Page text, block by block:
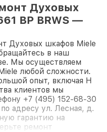
Духовых
BP BRWS —
Духовых шкафов Miele
в наш
Мы осуществляем
любой сложности.
опыт, включая H
клиентов мы
+7 (495) 152-68-30
адресу ул. Лесная, д.
гарантию на
ремонт